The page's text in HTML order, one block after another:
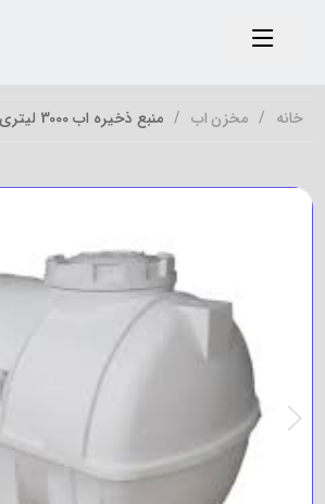
خانه مخزن اب منبع ذخیره اب 3000 لیتری افقی آژینه طبرستان